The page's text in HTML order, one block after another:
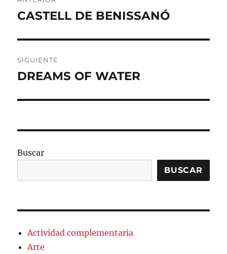
de
Entrada
CASTELL DE BENISSANÓ
SIGUIENTE
Entrada
DREAMS OF WATER
Buscar
BUSCAR
Actividad complementaria
Arte